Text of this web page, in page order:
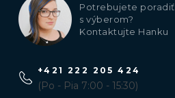
Potrebujete poradiť
s výberom?
Kontaktujte Hanku
+421 222 205 424
(Po - Pia 7:00 - 15:30)